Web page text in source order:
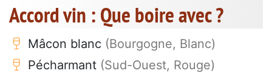
Accord vin : Que boire avec ?
Mâcon blanc (Bourgogne, Blanc)
Pécharmant (Sud-Ouest, Rouge)